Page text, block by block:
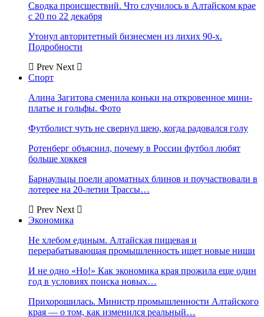
Сводка происшествий. Что случилось в Алтайском крае
с 20 по 22 декабря
Утонул авторитетный бизнесмен из лихих 90-х.
Подробности
Prev Next
Спорт
Алина Загитова сменила коньки на откровенное мини-
платье и гольфы. Фото
Футболист чуть не свернул шею, когда радовался голу
Ротенберг объяснил, почему в России футбол любят
больше хоккея
Барнаульцы поели ароматных блинов и поучаствовали в
лотерее на 20-летии Трассы…
Prev Next
Экономика
Не хлебом единым. Алтайская пищевая и
перерабатывающая промышленность ищет новые ниши
И не одно «Но!» Как экономика края прожила еще один
год в условиях поиска новых…
Прихорошилась. Министр промышленности Алтайского
края — о том, как изменился реальный…